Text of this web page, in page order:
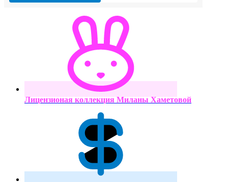
Лицензионая коллекция Миланы Хаметовой